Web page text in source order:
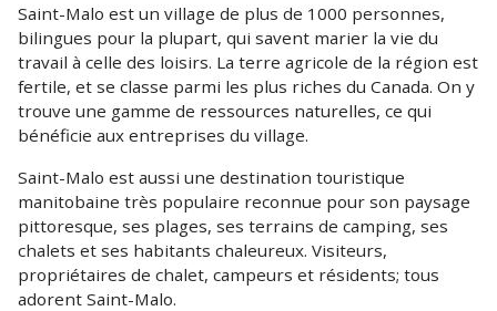
Saint-Malo est un village de plus de 1000 personnes,
bilingues pour la plupart, qui savent marier la vie du
travail à celle des loisirs. La terre agricole de la région est
fertile, et se classe parmi les plus riches du Canada. On y
trouve une gamme de ressources naturelles, ce qui
bénéficie aux entreprises du village.
Saint-Malo est aussi une destination touristique
manitobaine très populaire reconnue pour son paysage
pittoresque, ses plages, ses terrains de camping, ses
chalets et ses habitants chaleureux. Visiteurs,
propriétaires de chalet, campeurs et résidents; tous
adorent Saint-Malo.